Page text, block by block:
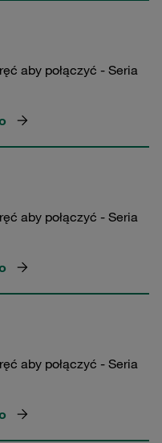
aby połączyć - Seria
aby połączyć - Seria
aby połączyć - Seria